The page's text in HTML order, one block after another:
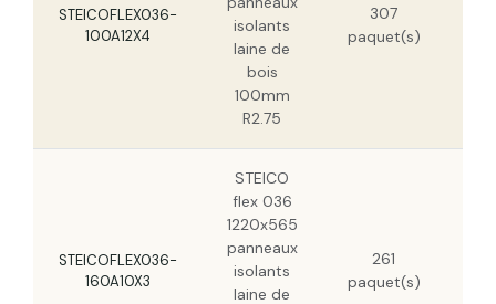
STEICOFLEX036-
100A12X4
isolants
laine de
bois
100mm
R2.75
307
paquet(s)
STEICOFLEX036-
160A10X3
STEICO
flex 036
1220x565
panneaux
isolants
laine de
261
paquet(s)